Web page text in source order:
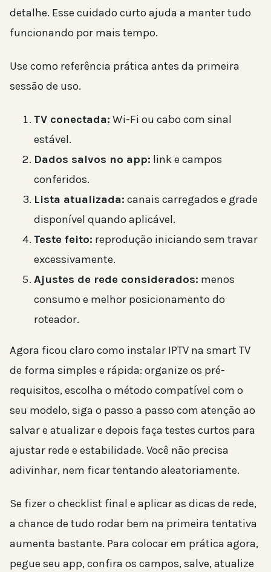
detalhe. Esse cuidado curto ajuda a manter tudo
funcionando por mais tempo.
Use como referência prática antes da primeira
sessão de uso.
TV conectada: Wi-Fi ou cabo com sinal
estável.
Dados salvos no app: link e campos
conferidos.
Lista atualizada: canais carregados e grade
disponível quando aplicável.
Teste feito: reprodução iniciando sem travar
excessivamente.
Ajustes de rede considerados: menos
consumo e melhor posicionamento do
roteador.
Agora ficou claro como instalar IPTV na smart TV
de forma simples e rápida: organize os pré-
requisitos, escolha o método compatível com o
seu modelo, siga o passo a passo com atenção ao
salvar e atualizar e depois faça testes curtos para
ajustar rede e estabilidade. Você não precisa
adivinhar, nem ficar tentando aleatoriamente.
Se fizer o checklist final e aplicar as dicas de rede,
a chance de tudo rodar bem na primeira tentativa
aumenta bastante. Para colocar em prática agora,
pegue seu app, confira os campos, salve, atualize